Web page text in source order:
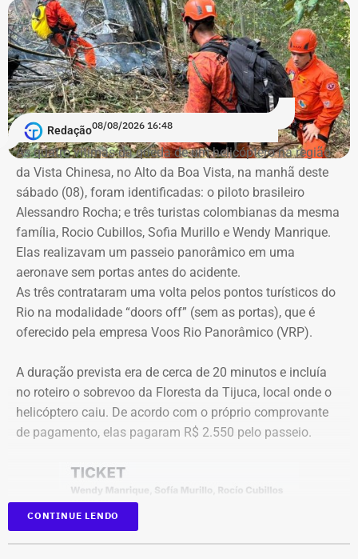
Redação08/08/2026 16:48
As quatro vítimas da queda de um helicóptero na região
da Vista Chinesa, no Alto da Boa Vista, na manhã deste
sábado (08), foram identificadas: o piloto brasileiro
Alessandro Rocha; e três turistas colombianas da mesma
família, Rocio Cubillos, Sofia Murillo e Wendy Manrique.
Elas realizavam um passeio panorâmico em uma
aeronave sem portas antes do acidente.
As três contrataram uma volta pelos pontos turísticos do
Rio na modalidade “doors off” (sem as portas), que é
oferecido pela empresa Voos Rio Panorâmico (VRP).
A duração prevista era de cerca de 20 minutos e incluía
no roteiro o sobrevoo da Floresta da Tijuca, local onde o
helicóptero caiu. De acordo com o próprio comprovante
de pagamento, elas pagaram R$ 2.550 pelo passeio.
CONTINUE LENDO